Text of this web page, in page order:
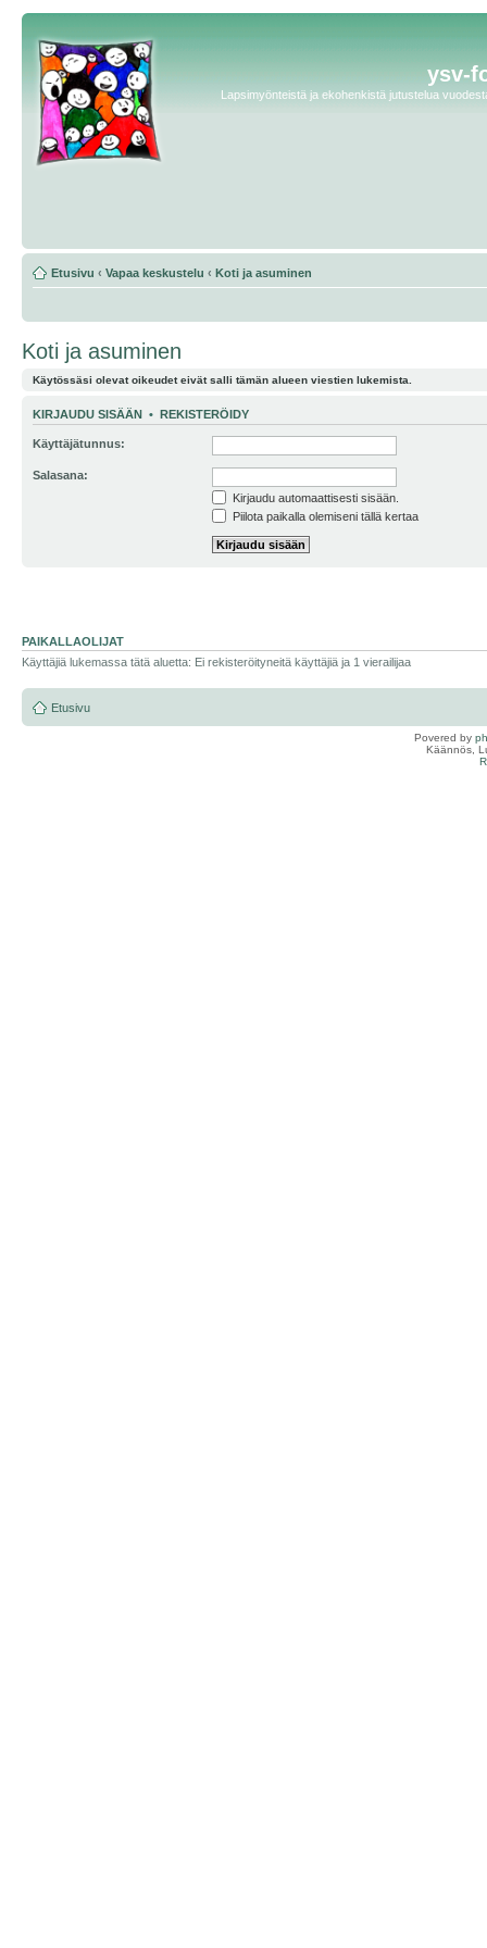
ysv-
Lapsimyönteistä ja ekohenkistä jutustelua
Etusivu ‹ Vapaa keskustelu ‹ Koti ja asuminen
Koti ja asuminen
Käytössäsi olevat oikeudet eivät salli tämän alueen viestien lukemista.
KIRJAUDU SISÄÄN • REKISTERÖIDY
Käyttäjätunnus:
Salasana:
Kirjaudu automaattisesti sisään.
Piilota paikalla olemiseni tällä kertaa
PAIKALLAOLIJAT
Käyttäjiä lukemassa tätä aluetta: Ei rekisteröityneitä käyttäjiä ja 1 vierailijaa
Etusivu
Povered by
Käännös,